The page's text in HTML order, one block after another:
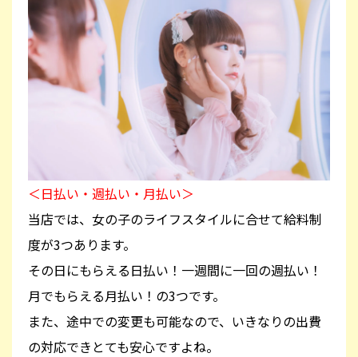
＜日払い・週払い・月払い＞
当店では、女の子のライフスタイルに合せて給料制
度が3つあります。
その日にもらえる日払い！一週間に一回の週払い！
月でもらえる月払い！の3つです。
また、途中での変更も可能なので、いきなりの出費
の対応できとても安心ですよね。